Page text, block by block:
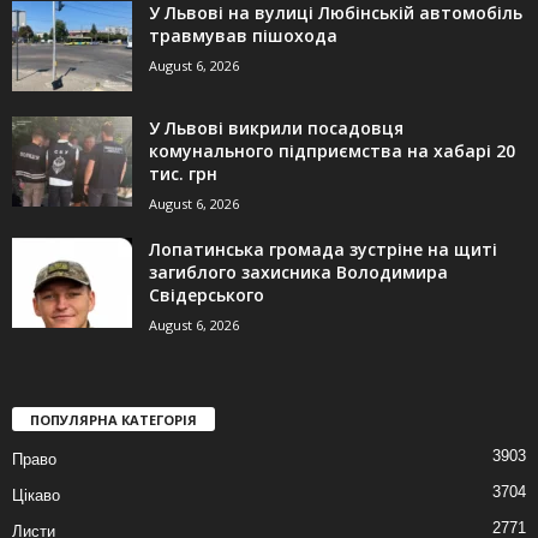
У Львові на вулиці Любінській автомобіль
травмував пішохода
August 6, 2026
У Львові викрили посадовця
комунального підприємства на хабарі 20
тис. грн
August 6, 2026
Лопатинська громада зустріне на щиті
загиблого захисника Володимира
Свідерського
August 6, 2026
ПОПУЛЯРНА КАТЕГОРІЯ
Право 3903
Цікаво 3704
Листи 2771